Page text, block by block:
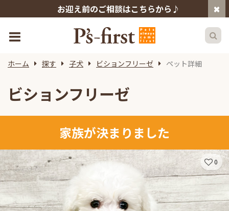
お迎え前のご相談はこちらから♪
ホーム 探す 子犬 ビションフリーゼ ペット詳細
ビションフリーゼ
家族が決まりました
0